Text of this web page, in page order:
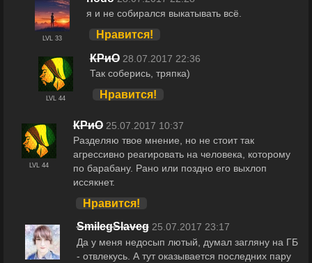
LVL 33
я и не собирался выкатывать всё.
Нравится!
LVL 44
КРиО 28.07.2017 22:36
Так соберись, тряпка)
Нравится!
LVL 44
КРиО 25.07.2017 10:37
Разделяю твое мнение, но не стоит так
агрессивно реагировать на человека, которому
по барабану. Рано или поздно его выхлоп
иссякнет.
Нравится!
SmilegSlaveg 25.07.2017 23:17
Да у меня недосып лютый, думал загляну на ГБ
- отвлекусь. А тут оказывается последних пару